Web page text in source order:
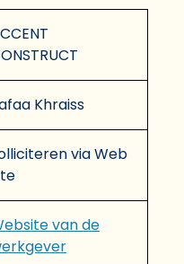
Khraiss
via Web
van de